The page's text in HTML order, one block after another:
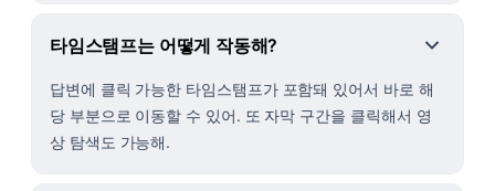
타임스탬프는 어떻게 작동해?
답변에 클릭 가능한 타임스탬프가 포함돼 있어서 바로 해
당 부분으로 이동할 수 있어. 또 자막 구간을 클릭해서 영
상 탐색도 가능해.